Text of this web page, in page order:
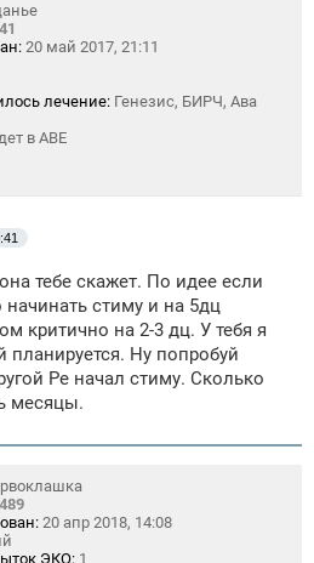
20 май 2017, 21:11
лечение: Генезис, БИРЧ, Ава
в АВЕ
тебе скажет. По идее если
стиму и на 5дц
критично на 2-3 дц. У тебя я
Ну попробуй
Ре начал стиму. Сколько
месяцы.
489
20 апр 2018, 14:08
ЭКО: 1